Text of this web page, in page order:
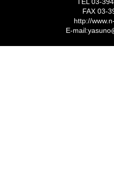
FAX 03-
http://
E-